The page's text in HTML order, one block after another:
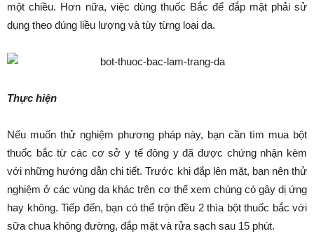
một chiều. Hơn nữa, việc dùng thuốc Bắc để đắp mặt phải sử
dụng theo đúng liều lượng và tùy từng loại da.
Thực hiện
Nếu muốn thử nghiệm phương pháp này, bạn cần tìm mua bột
thuốc bắc từ các cơ sở y tế đông y đã được chứng nhận kèm
với những hướng dẫn chi tiết. Trước khi đắp lên mặt, bạn nên thử
nghiệm ở các vùng da khác trên cơ thể xem chúng có gây dị ứng
hay không. Tiếp đến, bạn có thể trộn đều 2 thìa bột thuốc bắc với
sữa chua không đường, đắp mặt và rửa sạch sau 15 phút.